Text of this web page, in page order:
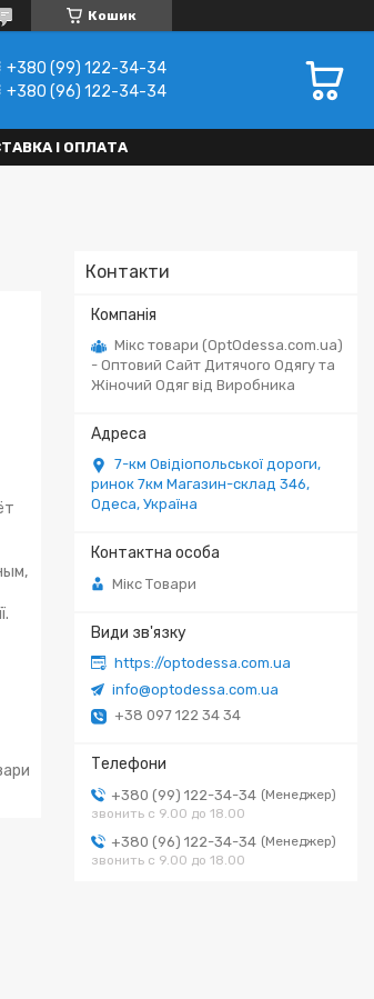
Кошик
+380 (99) 122-34-34
+380 (96) 122-34-34
І ОПЛАТА
Контакти
Мікс товари (OptOdessa.com.ua)
- Оптовий Сайт Дитячого Одягу та
Жіночий Одяг від Виробника
7-км Овідіопольської дороги,
ринок 7км Магазин-склад 346,
Одеса, Україна
Мікс Товари
https://optodessa.com.ua
info@optodessa.com.ua
+38 097 122 34 34
+380 (99) 122-34-34
Менеджер
звонить с 9.00 до 18.00
+380 (96) 122-34-34
Менеджер
звонить с 9.00 до 18.00